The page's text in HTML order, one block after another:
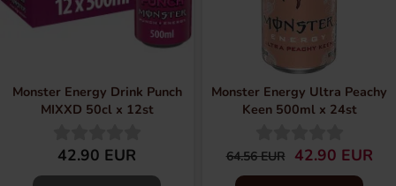
Monster Energy Drink Punch
MIXXD 50cl x 12st
42.90 EUR
Monster Energy Ultra Peachy
Keen 500ml x 24st
64.56 EUR 42.90 EUR